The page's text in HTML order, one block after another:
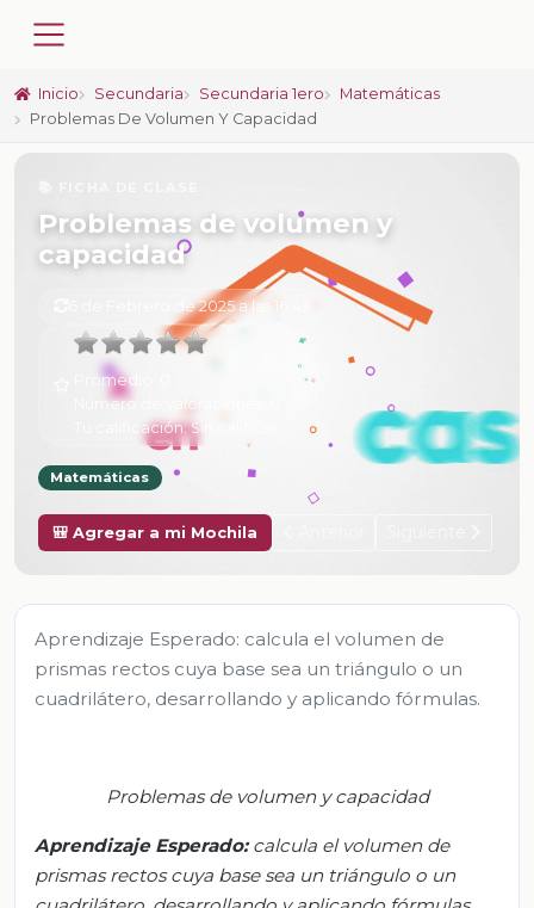
Inicio Secundaria Secundaria 1ero
Matemáticas
Problemas De Volumen Y Capacidad
Problemas de volumen y
capacidad
6 de Febrero de 2025 a las 16:43
Promedio:
Número de valoraciones:
Tu calificación:Sin calificar
Matemáticas
🎒 Agregar a mi Mochila
Aprendizaje Esperado: calcula el volumen de
prismas rectos cuya base sea un triángulo o un
cuadrilátero, desarrollando y aplicando fórmulas.
Problemas de volumen y capacidad
Aprendizaje Esperado:calcula el volumen de
prismas rectos cuya base sea un triángulo o un